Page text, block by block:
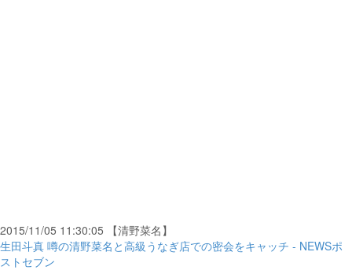
2015/11/05 11:30:05 【清野菜名】
生田斗真 噂の清野菜名と高級うなぎ店での密会をキャッチ - NEWSポ
ストセブン